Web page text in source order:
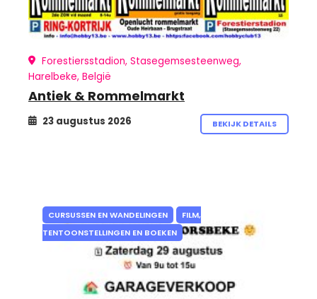
Forestiersstadion, Stasegemsesteenweg,
Harelbeke, België
Antiek & Rommelmarkt
23 augustus 2026 BEKIJK DETAILS
CURSUSSEN EN WANDELINGEN
FILM,
TENTOONSTELLINGEN EN BOEKEN